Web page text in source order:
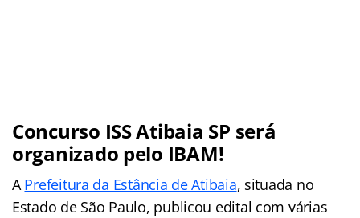
Concurso ISS Atibaia SP será
organizado pelo IBAM!
APrefeitura da Estância de Atibaia, situada no
Estado de São Paulo, publicou edital com várias